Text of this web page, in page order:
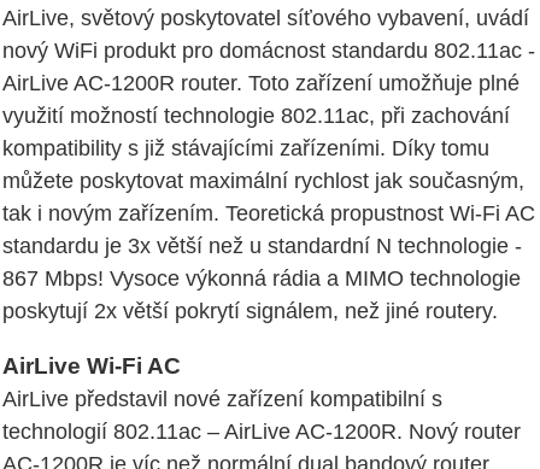
AirLive, světový poskytovatel síťového vybavení, uvádí
nový WiFi produkt pro domácnost standardu 802.11ac -
AirLive AC-1200R router. Toto zařízení umožňuje plné
využití možností technologie 802.11ac, při zachování
kompatibility s již stávajícími zařízeními. Díky tomu
můžete poskytovat maximální rychlost jak současným,
tak i novým zařízením. Teoretická propustnost Wi-Fi AC
standardu je 3x větší než u standardní N technologie -
867 Mbps! Vysoce výkonná rádia a MIMO technologie
poskytují 2x větší pokrytí signálem, než jiné routery.
AirLive Wi-Fi AC
AirLive představil nové zařízení kompatibilní s
technologií 802.11ac – AirLive AC-1200R. Nový router